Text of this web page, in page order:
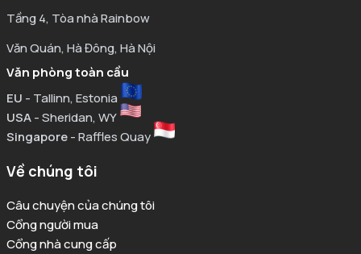
Tầng 4, Tòa nhà Rainbow
Văn Quán, Hà Đông, Hà Nội
Văn phòng toàn cầu
EU - Tallinn, Estonia
USA- Sheridan, WY
Singapore- Raffles Quay
Về chúng tôi
Câu chuyện của chúng tôi
Cổng người mua
Cổng nhà cung cấp